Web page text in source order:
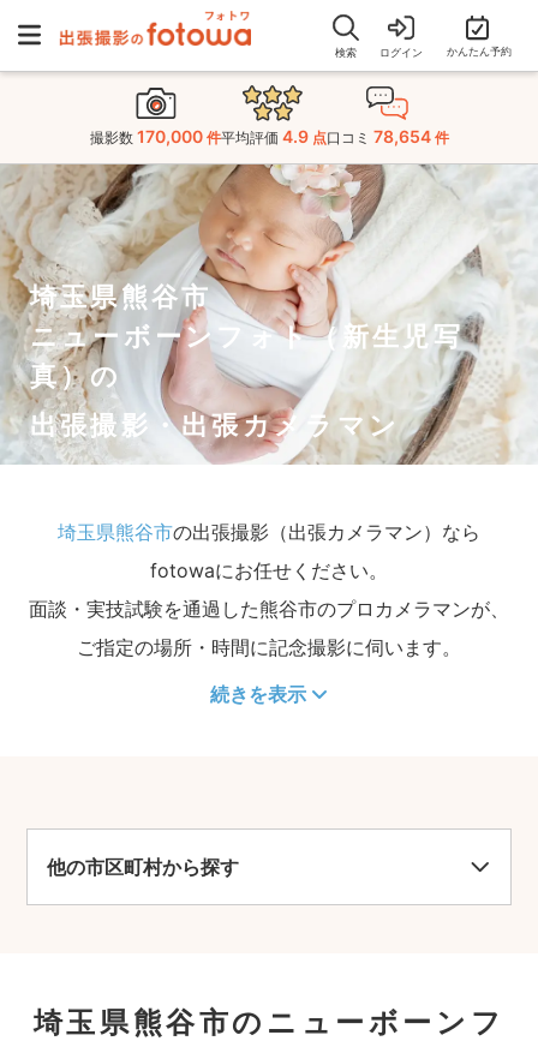
検索 ログイン かんたん予約
撮影数 170,000 件平均評価 4.9 点口コミ 78,654 件
埼玉県熊谷市
ニューボーンフォト（新生児写
真）の
出張撮影・出張カメラマン
埼玉県熊谷市の出張撮影（出張カメラマン）なら
fotowaにお任せください。
面談・実技試験を通過した熊谷市のプロカメラマンが、
ご指定の場所・時間に記念撮影に伺います。
続きを表示
他の市区町村から探す
埼玉県熊谷市のニューボーンフ